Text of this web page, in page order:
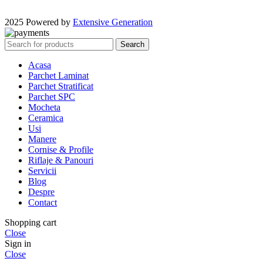
2025 Powered by Extensive Generation
Search
Acasa
Parchet Laminat
Parchet Stratificat
Parchet SPC
Mocheta
Ceramica
Usi
Manere
Cornise & Profile
Riflaje & Panouri
Servicii
Blog
Despre
Contact
Shopping cart
Close
Sign in
Close